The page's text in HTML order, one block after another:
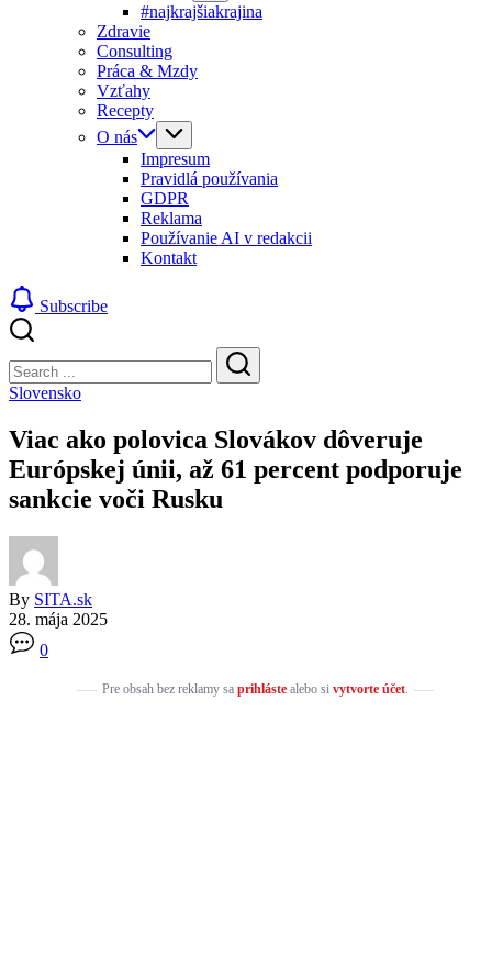
#najkrajšiakrajina
Zdravie
Consulting
Práca & Mzdy
Vzťahy
Recepty
O nás
Impresum
Pravidlá používania
GDPR
Reklama
Používanie AI v redakcii
Kontakt
Subscribe
Search
Search
Slovensko
Viac ako polovica Slovákov dôveruje
Európskej únii, až 61 percent podporuje
sankcie voči Rusku
By SITA.sk
28. mája 2025
0
Pre obsah bez reklamy sa prihlástealebo si vytvorte účet.